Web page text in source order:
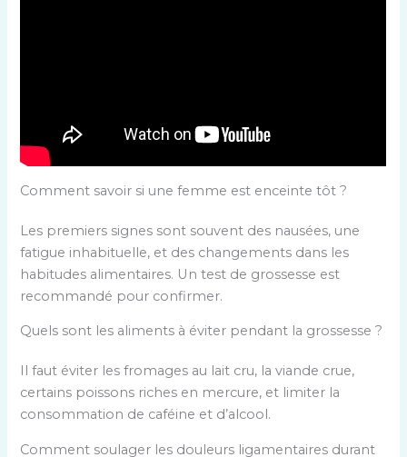
Comment savoir si une femme est enceinte tôt ?
Les premiers signes sont souvent des nausées, une
fatigue inhabituelle, et des changements dans les
habitudes alimentaires. Un test de grossesse est
recommandé pour confirmer.
Quels sont les aliments à éviter pendant la grossesse ?
Il faut éviter les fromages au lait cru, la viande crue,
certains poissons riches en mercure, et limiter la
consommation de caféine et d’alcool.
Comment soulager les douleurs ligamentaires durant